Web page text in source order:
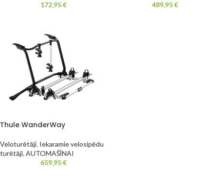
172,95€
489,95€
Thule WanderWay
Veloturētāji, Iekaramie velosipēdu
turētāji, AUTOMAŠĪNAI
659,95€